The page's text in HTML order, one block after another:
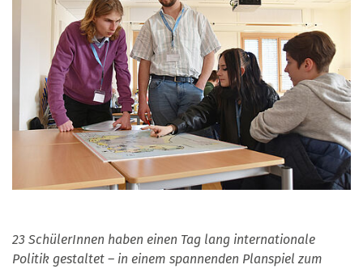
23 SchülerInnen haben einen Tag lang internationale
Politik gestaltet – in einem spannenden Planspiel zum